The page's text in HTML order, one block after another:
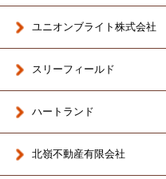
ユニオンブライト株式会社
スリーフィールド
ハートランド
北嶺不動産有限会社